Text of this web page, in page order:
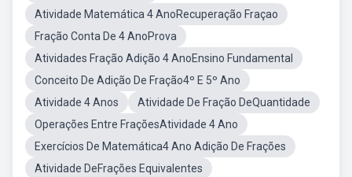
Atividade Matemática 4 AnoRecuperação Fraçao
Fração Conta De 4 AnoProva
Atividades Fração Adição 4 AnoEnsino Fundamental
Conceito De Adição De Fração4º E 5º Ano
Atividade 4 Anos
Atividade De Fração DeQuantidade
Operações Entre FraçõesAtividade 4 Ano
Exercícios De Matemática4 Ano Adição De Frações
Atividade DeFrações Equivalentes